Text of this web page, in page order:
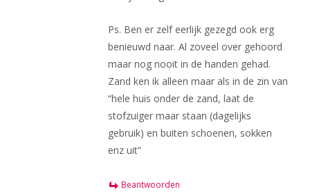
Ps. Ben er zelf eerlijk gezegd ook erg
benieuwd naar. Al zoveel over gehoord
maar nog nooit in de handen gehad.
Zand ken ik alleen maar als in de zin van
“hele huis onder de zand, laat de
stofzuiger maar staan (dagelijks
gebruik) en buiten schoenen, sokken
enz uit”
Beantwoorden